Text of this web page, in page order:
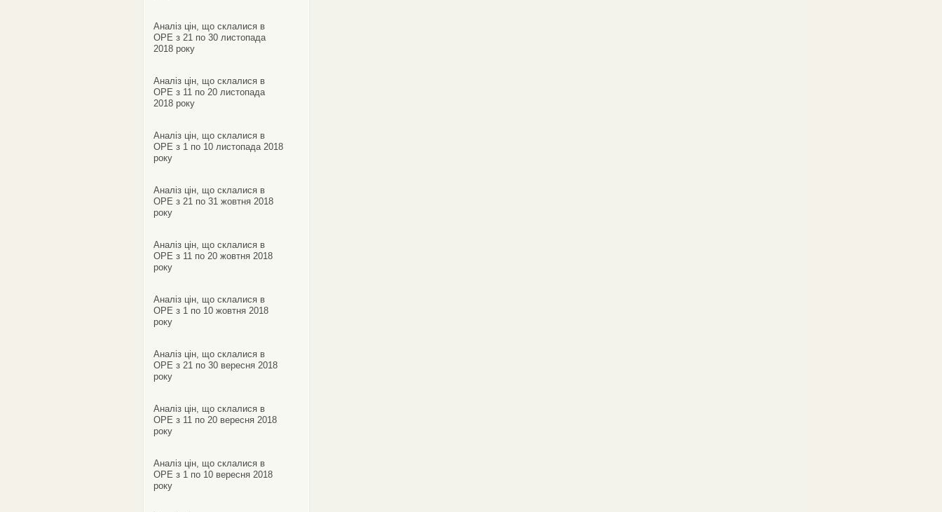
Аналіз цін, що склалися в
ОРЕ з 21 по 30 листопада
2018 року
Аналіз цін, що склалися в
ОРЕ з 11 по 20 листопада
2018 року
Аналіз цін, що склалися в
ОРЕ з 1 по 10 листопада 2018
року
Аналіз цін, що склалися в
ОРЕ з 21 по 31 жовтня 2018
року
Аналіз цін, що склалися в
ОРЕ з 11 по 20 жовтня 2018
року
Аналіз цін, що склалися в
ОРЕ з 1 по 10 жовтня 2018
року
Аналіз цін, що склалися в
ОРЕ з 21 по 30 вересня 2018
року
Аналіз цін, що склалися в
ОРЕ з 11 по 20 вересня 2018
року
Аналіз цін, що склалися в
ОРЕ з 1 по 10 вересня 2018
року